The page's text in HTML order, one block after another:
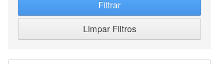
Filtrar
Limpar Filtros